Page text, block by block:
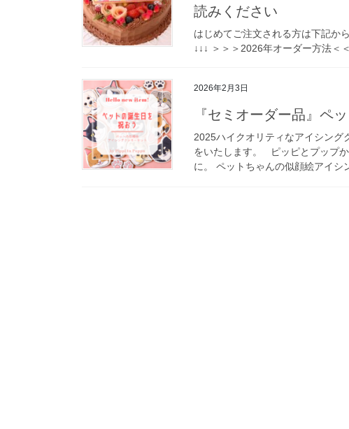
読みください
はじめてご注文される方は下記か
↓↓↓ ＞＞＞2026年オーダー方法＜
2026年2月3日
『セミオーダー品』ペ
2025ハイクオリティなアイシング
をいたします。 ピッピとプップ
に。 ペットちゃんの似顔絵アイ